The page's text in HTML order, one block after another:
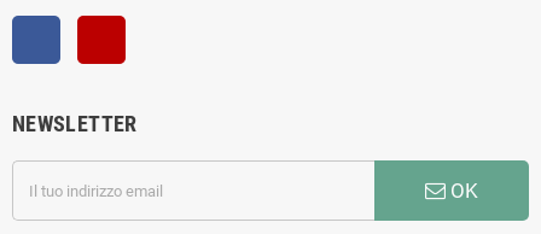
NEWSLETTER
OK